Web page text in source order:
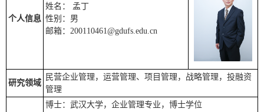
个人信息
姓名： 孟丁
性别：男
邮箱：200110461@gdufs.edu.cn
研究领域
民营企业管理，运营管理、项目管理，战略管理，投融资
管理
博士：武汉大学，企业管理专业，博士学位